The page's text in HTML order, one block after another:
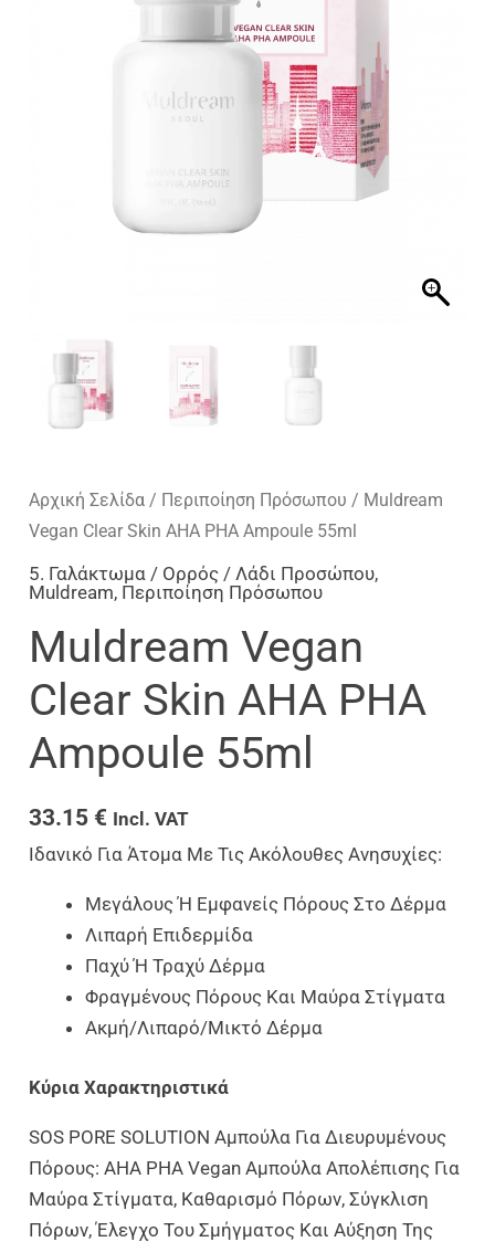
Αρχική Σελίδα / Περιποίηση Πρόσωπου / Muldream
Vegan Clear Skin AHA PHA Ampoule 55ml
5. Γαλάκτωμα / Ορρός / Λάδι Προσώπου,
Muldream, Περιποίηση Πρόσωπου
Muldream Vegan
Clear Skin AHA PHA
Ampoule 55ml
33.15 € Incl. VAT
Ιδανικό Για Άτομα Με Τις Ακόλουθες Ανησυχίες:
Μεγάλους Ή Εμφανείς Πόρους Στο Δέρμα
Λιπαρή Επιδερμίδα
Παχύ Ή Τραχύ Δέρμα
Φραγμένους Πόρους Και Μαύρα Στίγματα
Ακμή/λιπαρό/μικτό Δέρμα
Κύρια Χαρακτηριστικά
SOS PORE SOLUTION Αμπούλα Για Διευρυμένους
Πόρους: AHA PHA Vegan Αμπούλα Απολέπισης Για
Μαύρα Στίγματα, Καθαρισμό Πόρων, Σύγκλιση
Πόρων, Έλεγχο Του Σμήγματος Και Αύξηση Της